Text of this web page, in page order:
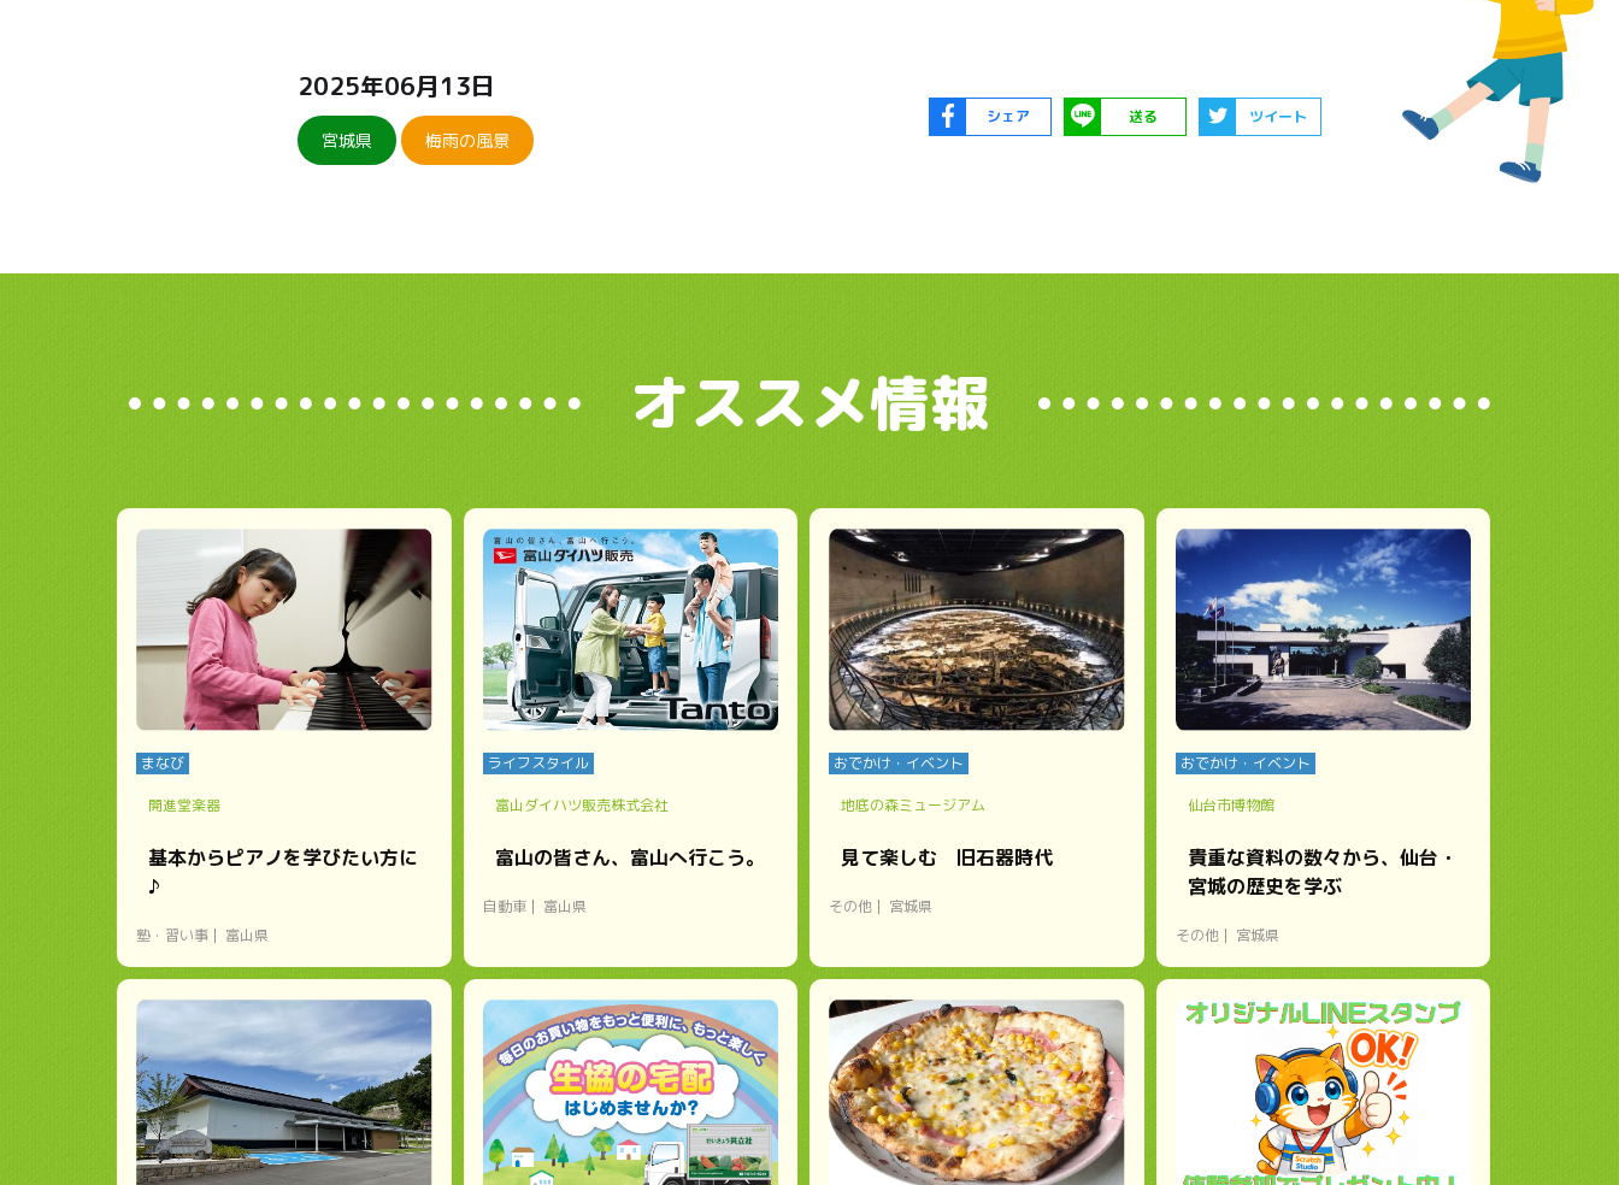
2025年06月13日
宮城県 梅雨の風景
シェア 送る ツイート
オススメ情報
まなび
開進堂楽器
基本からピアノを学びたい方に
♪
塾・習い事 富山県
ライフスタイル
富山ダイハツ販売株式会社
富山の皆さん、富山へ行こう。
自動車 富山県
おでかけ・イベント
地底の森ミュージアム
見て楽しむ 旧石器時代
その他 宮城県
おでかけ・イベント
仙台市博物館
貴重な資料の数々から、仙台・
宮城の歴史を学ぶ
その他 宮城県